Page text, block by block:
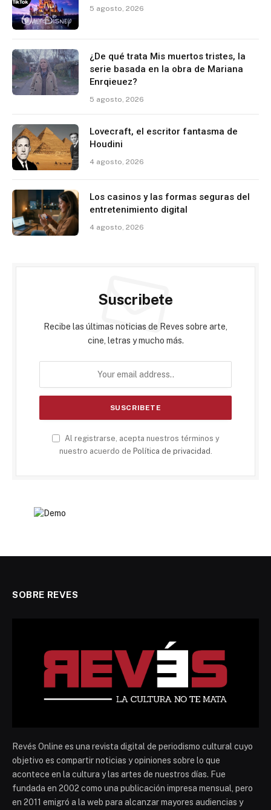
5 agosto, 2026
¿De qué trata Mis muertos tristes, la
serie basada en la obra de Mariana
Enrqieuez?
5 agosto, 2026
Lovecraft, el escritor fantasma de
Houdini
4 agosto, 2026
Los casinos y las formas seguras del
entretenimiento digital
4 agosto, 2026
Suscribete
Recibe las últimas noticias de Reves sobre arte,
cine, letras y mucho más.
Al registrarse, acepta nuestros términos y
nuestro acuerdo de Política de privacidad
SOBRE REVES
Revés Online es una revista digital de periodismo cultural cuyo
objetivo es compartir noticias y opiniones sobre lo que
acontece en la cultura y las artes de nuestros días. Fue
fundada en 2002 como una publicación impresa mensual, pero
en 2011 emigró a la web para alcanzar mayores audiencias y